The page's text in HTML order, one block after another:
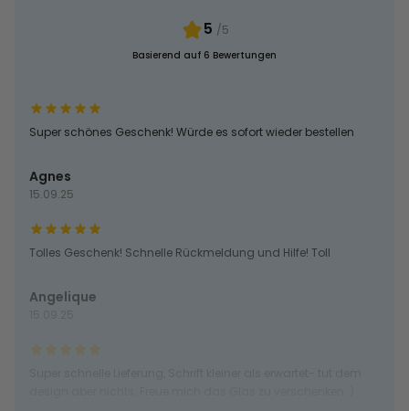
5 /5
Basierend auf 6 Bewertungen
Super schönes Geschenk! Würde es sofort wieder bestellen
Agnes
15.09.25
Tolles Geschenk! Schnelle Rückmeldung und Hilfe! Toll
Angelique